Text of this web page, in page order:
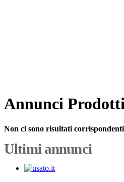
Annunci
Non ci sono risultati
Ultimi annunci